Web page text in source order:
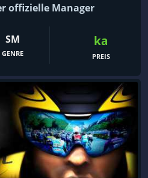
offizielle Manager
SM
GENRE
ka
PREIS